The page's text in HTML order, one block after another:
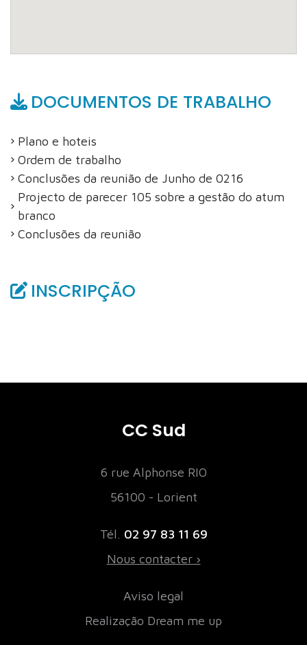
DOCUMENTOS DE TRABALHO
Plano e hoteis
Ordem de trabalho
Conclusões da reunião de Junho de 0216
Projecto de parecer 105 sobre a gestão do atum
branco
Conclusões da reunião
INSCRIPÇÃO
CC Sud
6 rue Alphonse RIO
56100 - Lorient
Tél. 02 97 83 11 69
Nous contacter ›
Aviso legal
Realização Dream me up